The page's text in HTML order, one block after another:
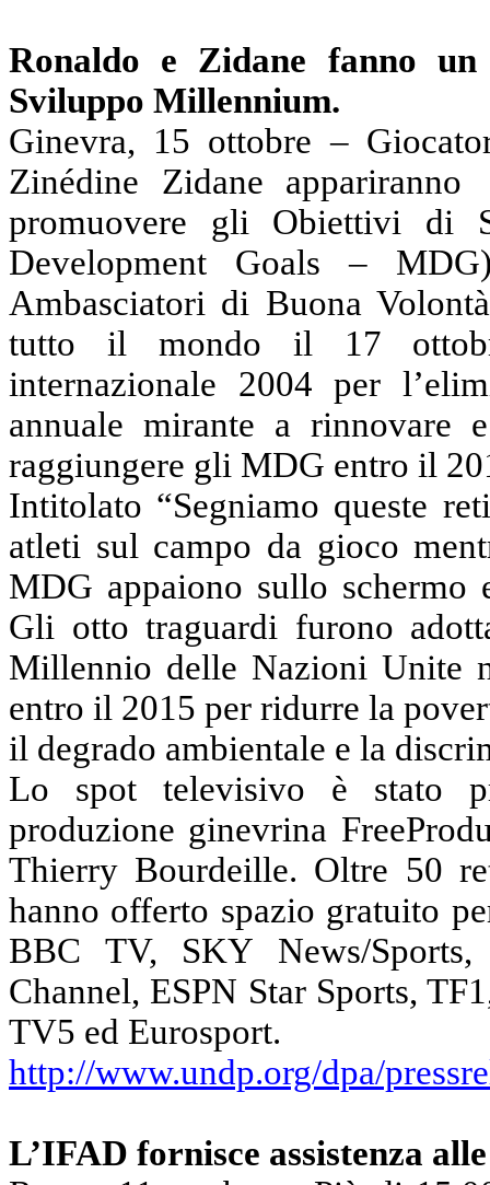
Ronaldo e Zidane fanno
Sviluppo Millennium.
Ginevra, 15 ottobre –
Zinédine Zidane appariranno
promuovere gli Obiettivi di
Development Goals –
Ambasciatori di Buona
tutto il mondo il 17
internazionale 2004 per
annuale mirante a rinnovare
raggiungere gli MDG entro il
Intitolato “Segniamo queste
atleti sul campo da gioco
MDG appaiono sullo schermo
Gli otto traguardi furono
Millennio delle Nazioni Unite
entro il 2015 per ridurre la
il degrado ambientale e la
Lo spot televisivo è stato
produzione ginevrina
Thierry Bourdeille. Oltre 50
hanno offerto spazio gratuito
BBC TV, SKY News/
Channel, ESPN Star Sports,
TV5 ed Eurosport.
http://www.undp.org/dpa/
L’IFAD fornisce assistenza